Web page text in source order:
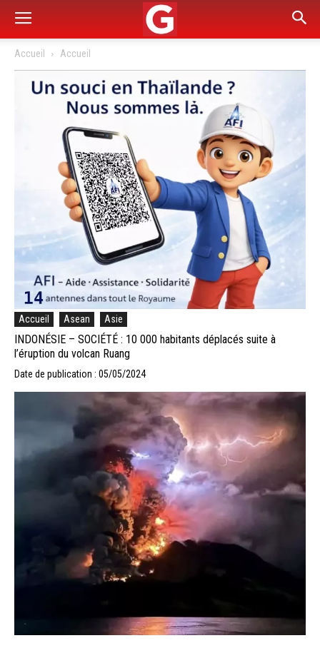
Accueil Accueil
Accueil Asean Asie
INDONÉSIE – SOCIÉTÉ : 10 000 habitants déplacés suite à
l’éruption du volcan Ruang
Date de publication : 05/05/2024